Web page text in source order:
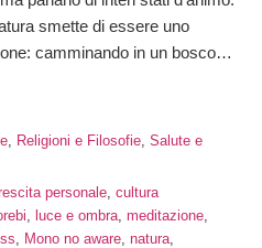
smette di essere uno
camminando in un bosco…
Religioni e Filosofie Salute e
personale cultura
luce e ombra meditazione
Mono no aware natura